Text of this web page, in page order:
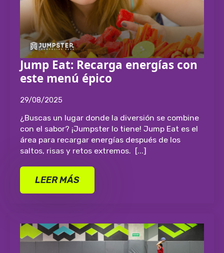
Jump Eat: Recarga energías con
este menú épico
29/08/2025
¿Buscas un lugar donde la diversión se combine
con el sabor? ¡Jumpster lo tiene! Jump Eat es el
área para recargar energías después de los
saltos, risas y retos extremos. [...]
LEER MÁS